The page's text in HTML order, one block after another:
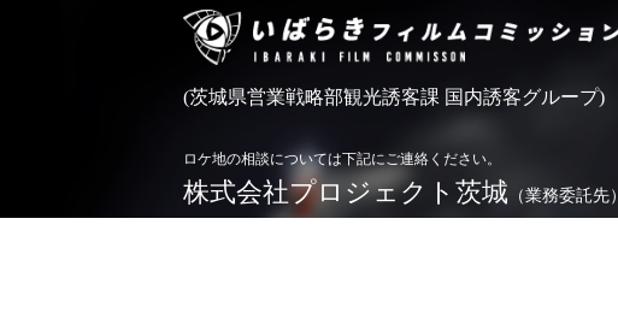
(茨城県営業戦略部観光誘客課 国内誘客グループ)
ロケ地の相談については下記にご連絡ください。
株式会社プロジェクト茨城 （業務委託先）